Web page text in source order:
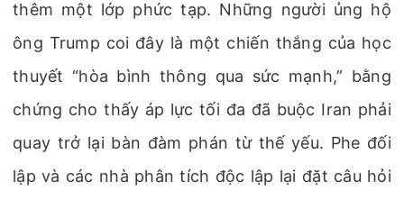
thêm một lớp phức tạp. Những người ủng hộ
ông Trump coi đây là một chiến thắng của học
thuyết “hòa bình thông qua sức mạnh,” bằng
chứng cho thấy áp lực tối đa đã buộc Iran phải
quay trở lại bàn đàm phán từ thế yếu. Phe đối
lập và các nhà phân tích độc lập lại đặt câu hỏi